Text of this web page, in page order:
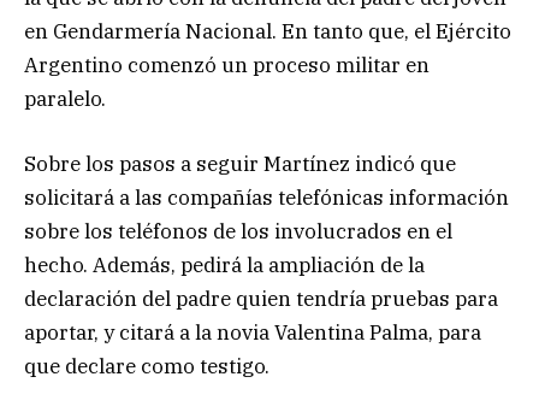
en Gendarmería Nacional. En tanto que, el Ejército
Argentino comenzó un proceso militar en
paralelo.
Sobre los pasos a seguir Martínez indicó que
solicitará a las compañías telefónicas información
sobre los teléfonos de los involucrados en el
hecho. Además, pedirá la ampliación de la
declaración del padre quien tendría pruebas para
aportar, y citará a la novia Valentina Palma, para
que declare como testigo.